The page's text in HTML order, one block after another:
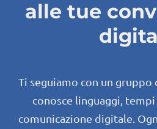
alle tue
Ti seguiamo con un
conosce linguaggi,
comunicazione digitale.